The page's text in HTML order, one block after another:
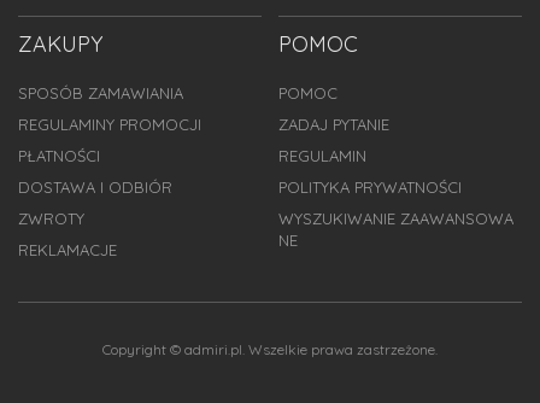
ZAKUPY
SPOSÓB ZAMAWIANIA
REGULAMINY PROMOCJI
PŁATNOŚCI
DOSTAWA I ODBIÓR
ZWROTY
REKLAMACJE
POMOC
POMOC
ZADAJ PYTANIE
REGULAMIN
POLITYKA PRYWATNOŚCI
WYSZUKIWANIE ZAAWANSOWA
NE
Copyright © admiri.pl. Wszelkie prawa zastrzeżone.